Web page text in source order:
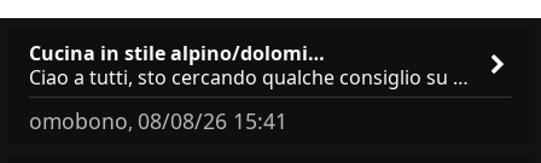
Cucina in stile alpino/dolomi…
Ciao a tutti, sto cercando qualche consiglio su **marchi/produttori di cucine in stile alpino, montano o dolomitico**,
omobono, 08/08/26 15:41